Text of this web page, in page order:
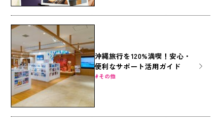
沖縄旅行を120%満喫！安心・
便利なサポート活用ガイド
その他